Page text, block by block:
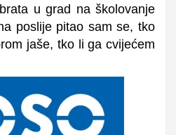
u grad na školovanje
poslije pitao sam se, tko
jaše, tko li ga cvijećem